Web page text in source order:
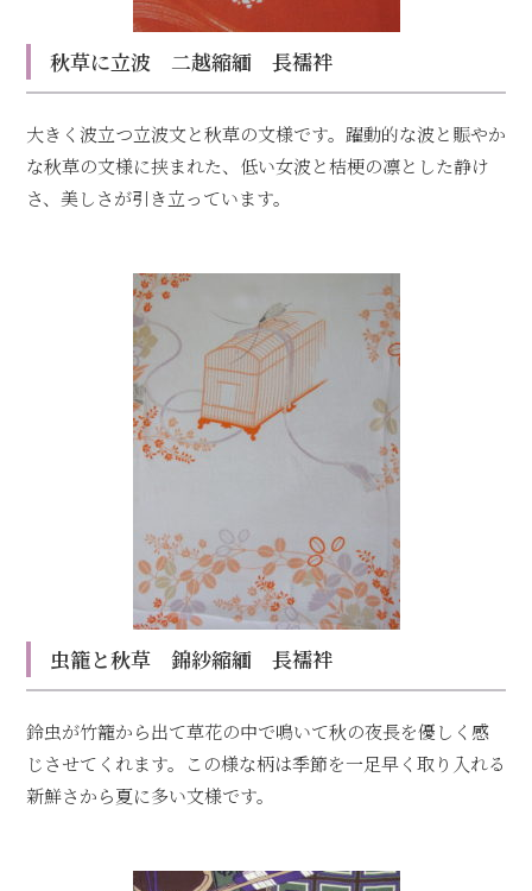
秋草に立波 二越縮緬 長襦袢
大きく波立つ立波文と秋草の文様です。躍動的な波と賑やか
な秋草の文様に挟まれた、低い女波と桔梗の凛とした静け
さ、美しさが引き立っています。
虫籠と秋草 錦紗縮緬 長襦袢
鈴虫が竹籠から出て草花の中で鳴いて秋の夜長を優しく感
じさせてくれます。この様な柄は季節を一足早く取り入れる
新鮮さから夏に多い文様です。